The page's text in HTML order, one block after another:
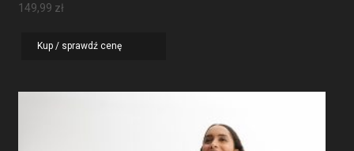
149,99 zł
Kup / sprawdź cenę